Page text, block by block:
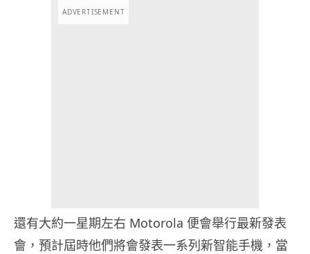
ADVERTISEMENT
還有大約一星期左右 Motorola 便會舉行最新發表
會，預計屆時他們將會發表一系列新智能手機，當